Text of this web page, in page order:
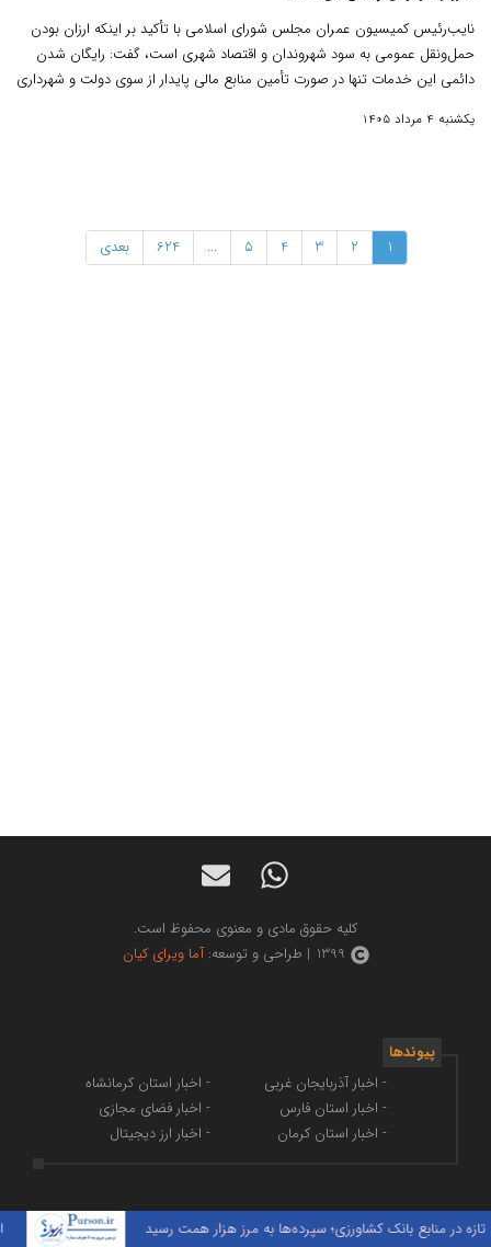
نایب‌رئیس کمیسیون عمران مجلس شورای اسلامی با تأکید بر اینکه ارزان بودن
حمل‌ونقل عمومی به سود شهروندان و اقتصاد شهری است، گفت: رایگان شدن
دائمی این خدمات تنها در صورت تأمین منابع مالی پایدار از سوی دولت و شهرداری
یکشنبه 4 مرداد 1405
1
2
3
4
5
...
624 بعدی
کلیه حقوق مادی و معنوی محفوظ است.
1399 | طراحی و توسعه:
آما ویرای کیان
پیوندها
- اخبار آذربایجان غربی
- اخبار استان فارس
- اخبار استان کرمان
- اخبار استان کرمانشاه
- اخبار فضای مجازی
- اخبار ارز دیجیتال
سپرده‌ها به مرز هزار همت رسید انتقال آثار هنرهای